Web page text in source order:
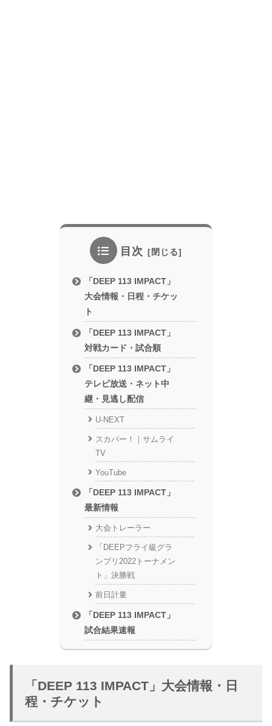
目次
「DEEP 113 IMPACT」
大会情報・日程・チケッ
ト
「DEEP 113 IMPACT」
対戦カード・試合順
「DEEP 113 IMPACT」
テレビ放送・ネット中
継・見逃し配信
U-NEXT
スカパー！｜サムライ
TV
YouTube
「DEEP 113 IMPACT」
最新情報
大会トレーラー
「DEEPフライ級グラ
ンプリ2022トーナメン
ト」決勝戦
前日計量
「DEEP 113 IMPACT」
試合結果速報
「DEEP 113 IMPACT」大会情報・日
程・チケット